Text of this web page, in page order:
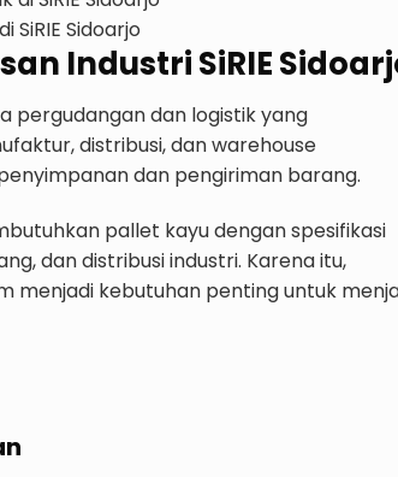
SiRIE Sidoarjo
Industri SiRIE
pergudangan dan logistik yang
distribusi, dan warehouse
dan pengiriman barang.
pallet kayu dengan spesifikasi
dan distribusi industri. Karena itu,
menjadi kebutuhan penting untuk